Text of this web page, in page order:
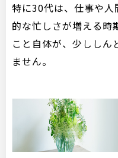
特に30代は、仕事や
的な忙しさが増える時
こと自体が、少ししん
ません。